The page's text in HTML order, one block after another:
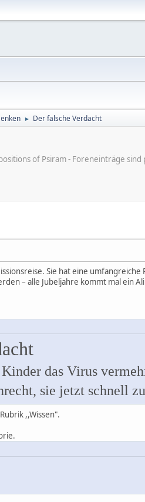
► Der falsche Verdacht
of Psiram - Foreneinträge
Sie hat eine
– alle Jubeljahre kommt mal ein
das Virus
sie jetzt schnell
,,Wissen".